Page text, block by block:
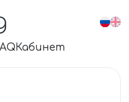
Кабинет